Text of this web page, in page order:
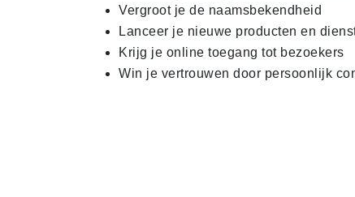
Vergroot je de naamsbekendheid
Lanceer je nieuwe producten en
Krijg je online toegang tot bezoekers
Win je vertrouwen door persoonlijk